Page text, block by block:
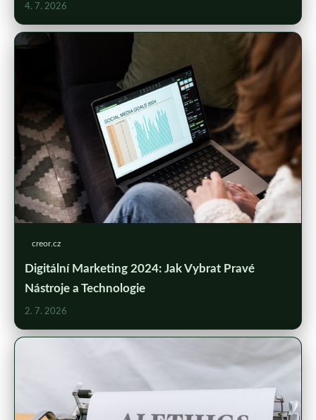
4. 7. 2026
creor.cz
Digitální Marketing 2024: Jak Vybrat Pravé
Nástroje a Technologie
2. 7. 2026